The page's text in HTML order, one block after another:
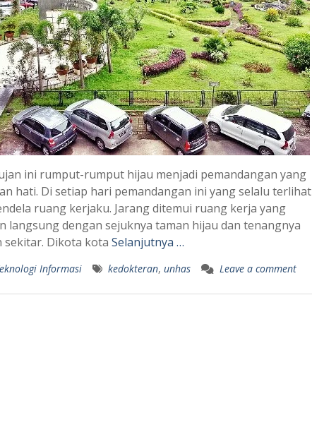
ini rumput-rumput hijau menjadi pemandangan yang
hati. Di setiap hari pemandangan ini yang selalu terlihat
ruang kerjaku. Jarang ditemui ruang kerja yang
langsung dengan sejuknya taman hijau dan tenangnya
sekitar. Dikota kota Selanjutnya …
Informasi kedokteran, unhas Leave a comment